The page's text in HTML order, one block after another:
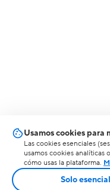
Usamos cookies para
Las cookies esenciales
usamos cookies
cómo usas la plataforma.
Solo